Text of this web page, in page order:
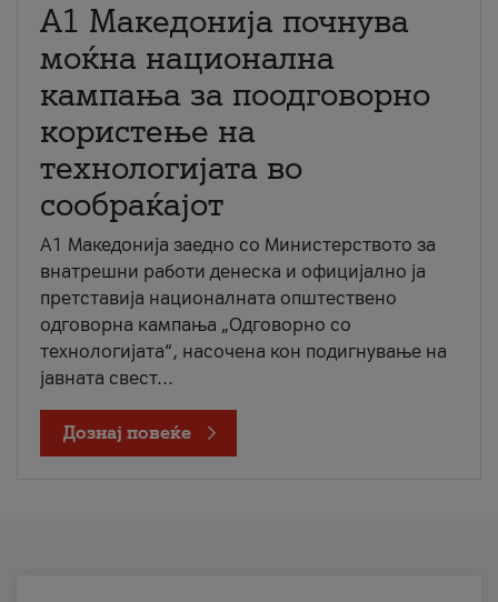
A1 Македонија почнува
моќна национална
кампања за поодговорно
користење на
технологијата во
сообраќајот
A1 Македонија заедно со Министерството за
внатрешни работи денеска и официјално ја
претставија националната општествено
одговорна кампања „Одговорно со
технологијата“, насочена кон подигнување на
јавната свест...
Дознај повеќе